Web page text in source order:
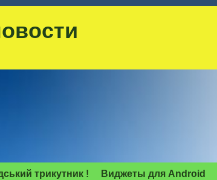
трикутник ! Виджеты для Аndroid